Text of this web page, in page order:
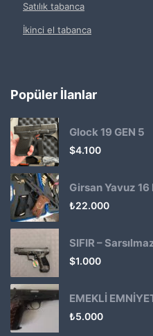
Satılık tabanca
İkinci el tabanca
Popüler İlanlar
Glock 19 GEN 5
$4.100
Girsan Yavuz
₺22.000
SIFIR –
$1.000
₺5.000